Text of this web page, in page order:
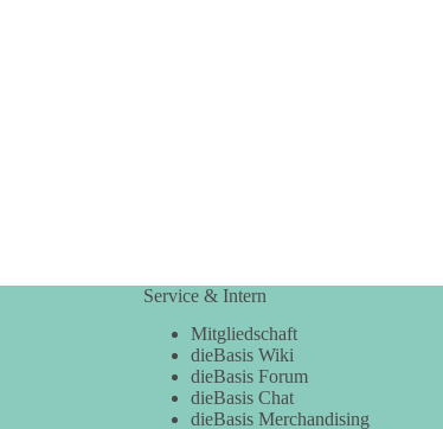
Service & Intern
Mitgliedschaft
dieBasis Wiki
dieBasis Forum
dieBasis Chat
dieBasis Merchandising